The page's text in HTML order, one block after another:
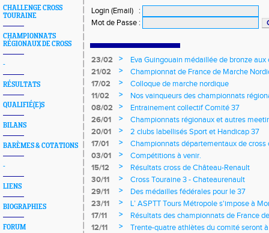
CHALLENGE CROSS
TOURAINE
CHAMPIONNATS
RÉGIONAUX DE CROSS
-
RÉSULTATS
QUALIFIÉ(E)S
BILANS
BARÈMES & COTATIONS
-
LIENS
BIOGRAPHIES
FORUM
Login (Email)
:
Mot de Passe :
23/02 >
Eva Guingouain médaillée de bronze
jeunes
21/02 >
Championnat de France de Marche
17/02
>
Colloque de marche nordique
11/02
>
Nos vainqueurs des championnats
08/02
>
Entrainement collectif Comité 37
26/01
>
Championnats régionaux et autres
20/01
>
2 clubs labellisés Sport et Handicap 37
17/01
>
Championnats départementaux de cross
longs et meetings en salle
03/01 >
Compétitions à venir.
15/12
>
Résultats cross de Château-Renault
30/11
>
Cross Touraine 3 - Chateaurenault
29/11
>
Des médailles fédérales pour le 37
23/11
>
L’ ASPTT Tours Métropole s'impose à
17/11
>
Résultats des championnats de France
12/11
>
Trente-quatre athlètes du comité seront